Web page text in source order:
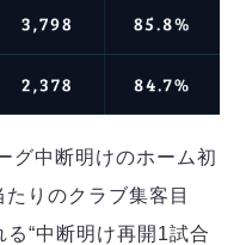
グ中断明けのホーム初
りのクラブ集客目
“中断明け再開1試合